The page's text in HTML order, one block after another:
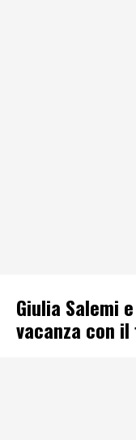
Giulia Salemi
vacanza con